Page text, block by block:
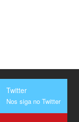
Twitter
Nos siga no Twitter